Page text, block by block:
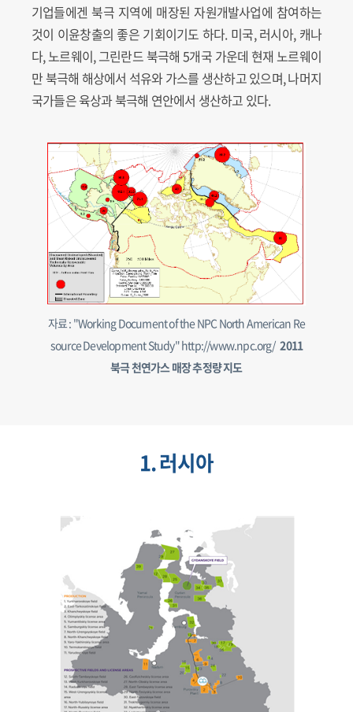
기업들에겐 북극 지역에 매장된 자원개발사업에 참여하는
것이 이윤창출의 좋은 기회이기도 하다. 미국, 러시아, 캐나
다, 노르웨이, 그린란드 북극해 5개국 가운데 현재 노르웨이
만 북극해 해상에서 석유와 가스를 생산하고 있으며, 나머지
국가들은 육상과 북극해 연안에서 생산하고 있다.
자료 : "Working Document of the NPC North American Re
source Development Study" http://www.npc.org/ 2011
북극 천연가스 매장 추정량 지도
1. 러시아